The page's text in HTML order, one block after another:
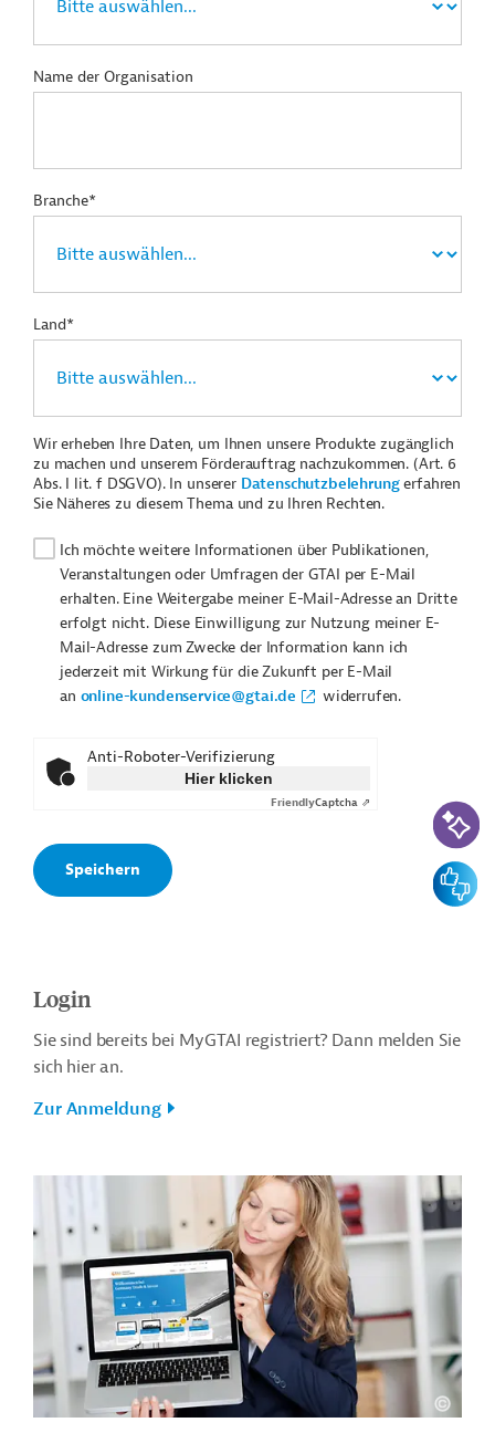
Name der Organisation
Branche*
Land*
Wir erheben Ihre Daten, um Ihnen unsere Produkte zugänglich
zu machen und unserem Förderauftrag nachzukommen. (Art. 6
Abs. I lit. f DSGVO). In unserer Datenschutzbelehrungerfahren
Sie Näheres zu diesem Thema und zu Ihren Rechten.
Ich möchte weitere Informationen über Publikationen,
Veranstaltungen oder Umfragen der GTAI per E-Mail
erhalten. Eine Weitergabe meiner E-Mail-Adresse an Dritte
erfolgt nicht. Diese Einwilligung zur Nutzung meiner E-
Mail-Adresse zum Zwecke der Information kann ich
jederzeit mit Wirkung für die Zukunft per E-Mail
an online-kundenservice@gtai.de widerrufen.
Anti-Roboter-Verifizierung
Hier klicken
FriendlyCaptcha ⇗
Login
Sie sind bereits bei MyGTAI registriert? Dann melden Sie
sich hier an.
Zur Anmeldung
KI-